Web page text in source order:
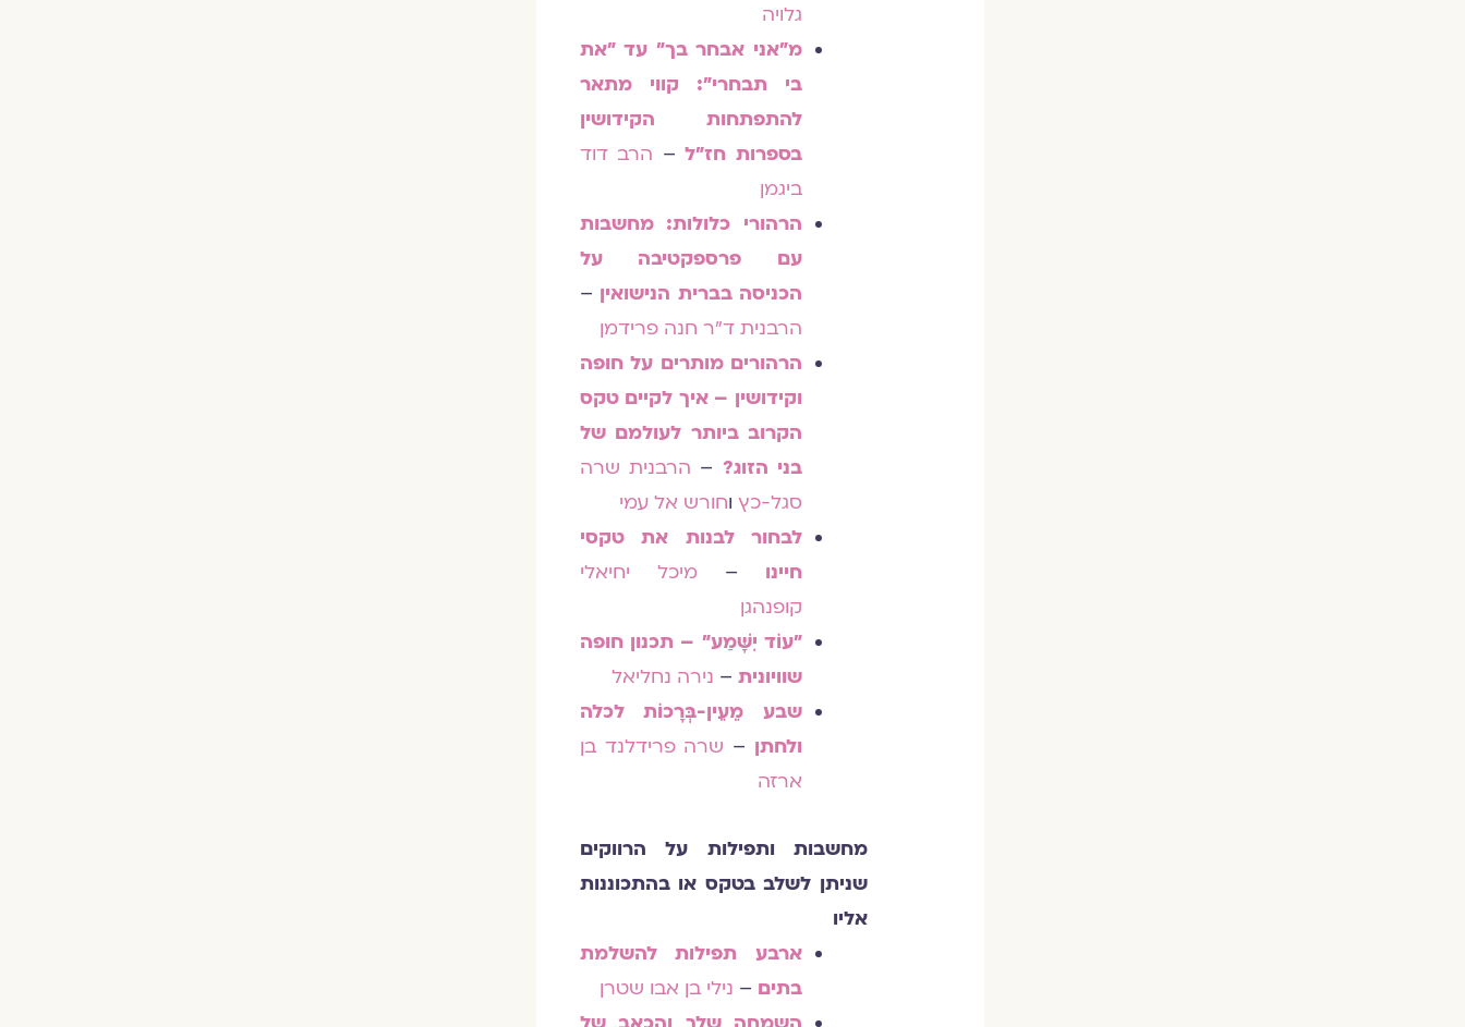
גלויה
מ"אני אבחר בך" עד "את
בי תבחרי": קווי מתאר
להתפתחות הקידושין
בספרות חז"ל– הרב דוד
ביגמן
הרהורי כלולות: מחשבות
עם פרספקטיבה על
הכניסה בברית הנישואין –
הרבנית ד"ר חנה פרידמן
הרהורים מותרים על חופה
וקידושין – איך לקיים טקס
הקרוב ביותר לעולמם של
בני הזוג? – הרבנית שרה
סגל-כץ וחורש אל עמי
לבחור לבנות את טקסי
חיינו
– מיכל יחיאלי
קופנהגן
"עוֹד יִשָּׁמַע" – תכנון חופה
שוויונית – נירה נחליאל
שבע מֵעֵין-בְּרָכוֹת לכלה
ולחתן – שרה פרידלנד בן
ארזה
מחשבות ותפילות על הרווקים
שניתן לשלב בטקס או בהתכוננות
אליו
ארבע תפילות להשלמת
בתים – נילי בן אבו שטרן